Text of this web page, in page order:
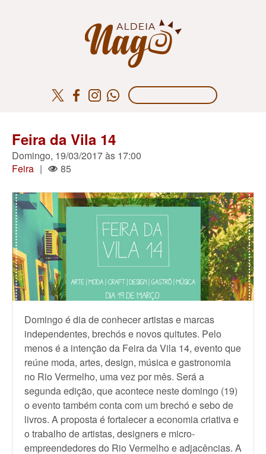
Feira da Vila 14
Domingo, 19/03/2017 às 17:00
Feira | 85
Domingo é dia de conhecer artistas e marcas
independentes, brechós e novos quitutes. Pelo
menos é a intenção da Feira da Vila 14, evento que
reúne moda, artes, design, música e gastronomia
no Rio Vermelho, uma vez por mês. Será a
segunda edição, que acontece neste domingo (19)
o evento também conta com um brechó e sebo de
livros. A proposta é fortalecer a economia criativa e
o trabalho de artistas, designers e micro-
empreendedores do Rio Vermelho e adjacências. A